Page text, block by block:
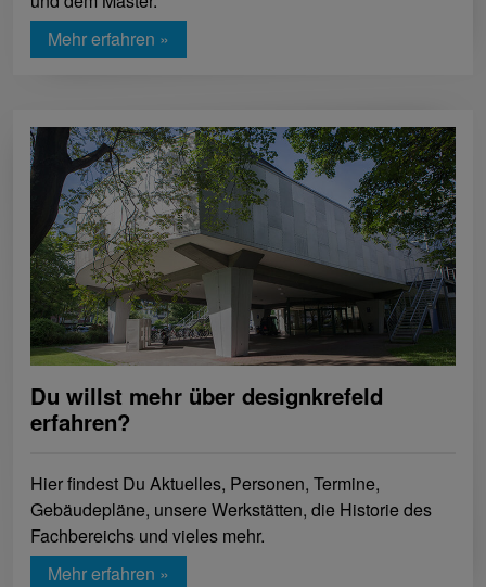
Mehr erfahren »
Du willst mehr über designkrefeld
erfahren?
Hier findest Du Aktuelles, Personen, Termine,
Gebäudepläne, unsere Werkstätten, die Historie des
Fachbereichs und vieles mehr.
Mehr erfahren »